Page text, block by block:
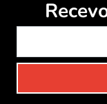
ORGANISATION
Guillaume
Teract, quitte la